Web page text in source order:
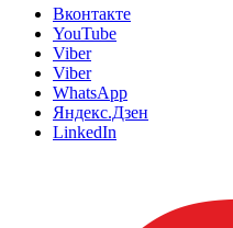
Вконтакте
YouTube
Viber
Viber
WhatsApp
Яндекс.Дзен
LinkedIn